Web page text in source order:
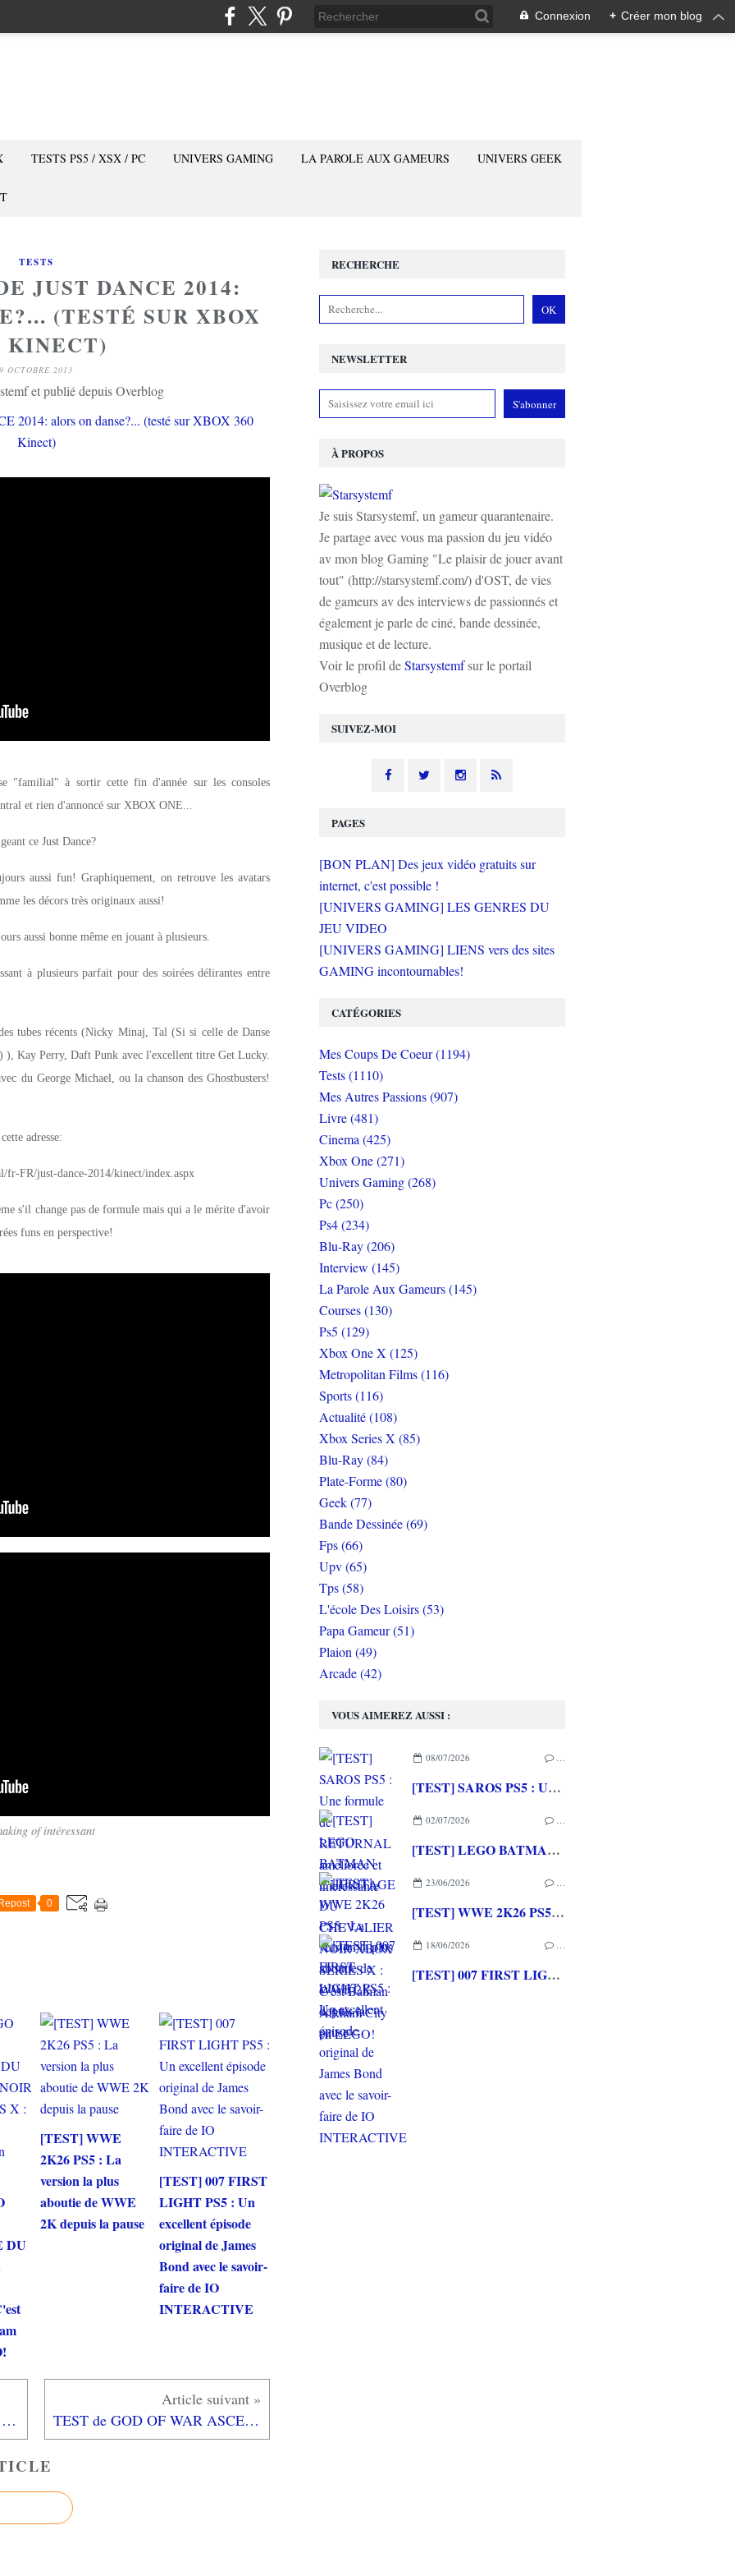
Connexion + Créer mon blog
TESTS PS5 / XSX / PC UNIVERS GAMING LA PAROLE AUX GAMEURS UNIVERS GEEK
TESTS
JUST DANCE 2014:
(TESTÉ SUR XBOX
KINECT)
9 OCTOBRE 2013
et publié depuis Overblog
"familial" à sortir cette fin d'année sur les consoles
et rien d'annoncé sur XBOX ONE...
ce Just Dance?
aussi fun! Graphiquement, on retrouve les avatars
les décors très originaux aussi!
aussi bonne même en jouant à plusieurs.
à plusieurs parfait pour des soirées délirantes entre
tubes récents (Nicky Minaj, Tal (Si si celle de Danse
Kay Perry, Daft Punk avec l'excellent titre Get Lucky.
du George Michael, ou la chanson des Ghostbusters!
adresse:
fr-FR/just-dance-2014/kinect/index.aspx
s'il change pas de formule mais qui a le mérite d'avoir
funs en perspective!
of intéressant
0
DU
[TEST] WWE
2K26 PS5 : La
version la plus
aboutie de WWE
2K depuis la pause
[TEST] 007 FIRST
LIGHT PS5 : Un
excellent épisode
original de James
Bond avec le savoir-
faire de IO
INTERACTIVE
TEST ECLAIR de NBA 2K14: une petite mise à jour... (testé sur Playstation 3) TEST de GOD OF WAR ASCENSION: pourquoi j'ai mis autant de temps à écrire ce test... (exclusif PS3)
NEWSLETTER
SUIVEZ-MOI
RECHERCHE
À PROPOS
Je suis Starsystemf, un gameur quarantenaire.
Je partage avec vous ma passion du jeu vidéo
av mon blog Gaming "Le plaisir de jouer avant
tout" (http://starsystemf.com/) d'OST, de vies
de gameurs av des interviews de passionnés et
également je parle de ciné, bande dessinée,
musique et de lecture.
Voir le profil deStarsystemfsur le portail
Overblog
VOUS AIMEREZ AUSSI :
08/07/2026 …
[TEST] SAROS PS5 : Une formule de RETURNAL améliorée et interessante
02/07/2026 …
[TEST] LEGO BATMAN L'HERITAGE DU CHEVALIER NOIR XBOX SERIES X : C'est Batman Arkham City en LEGO!
23/06/2026 …
[TEST] WWE 2K26 PS5 : La version la plus aboutie de WWE 2K depuis la pause
18/06/2026 …
[TEST] 007 FIRST LIGHT PS5 : Un excellent épisode original de James Bond avec le savoir-faire de IO INTERACTIVE
PAGES
[BON PLAN] Des jeux vidéo gratuits sur
internet, c'est possible !
[UNIVERS GAMING] LES GENRES DU
JEU VIDEO
[UNIVERS GAMING] LIENS vers des sites
GAMING incontournables!
CATÉGORIES
Mes Coups De Coeur (1194)
Tests (1110)
Mes Autres Passions (907)
Livre (481)
Cinema (425)
Xbox One (271)
Univers Gaming (268)
Pc (250)
Ps4 (234)
Blu-Ray (206)
Interview (145)
La Parole Aux Gameurs (145)
Courses (130)
Ps5 (129)
Xbox One X (125)
Metropolitan Films (116)
Sports (116)
Actualité (108)
Xbox Series X (85)
Blu-Ray (84)
Plate-Forme (80)
Geek (77)
Bande Dessinée (69)
Fps (66)
Upv (65)
Tps (58)
L'école Des Loisirs (53)
Papa Gameur (51)
Plaion (49)
Arcade (42)